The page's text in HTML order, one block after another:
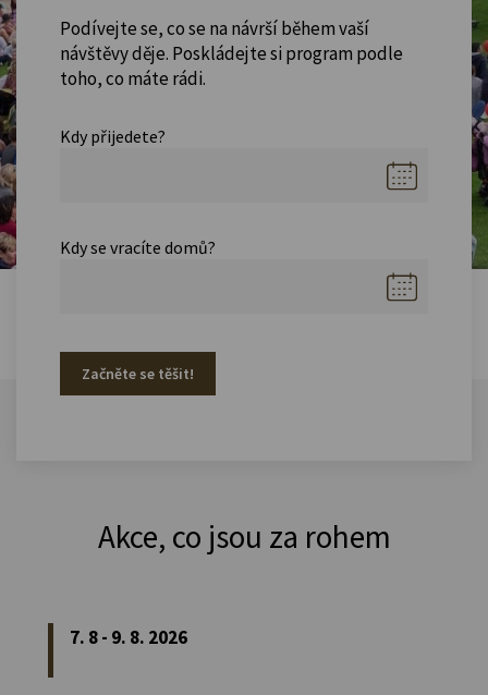
Podívejte se, co se na návrší během vaší
návštěvy děje. Poskládejte si program podle
toho, co máte rádi.
Kdy přijedete?
Kdy se vracíte domů?
Začněte se těšit!
Akce, co jsou za rohem
7. 8 - 9. 8. 2026